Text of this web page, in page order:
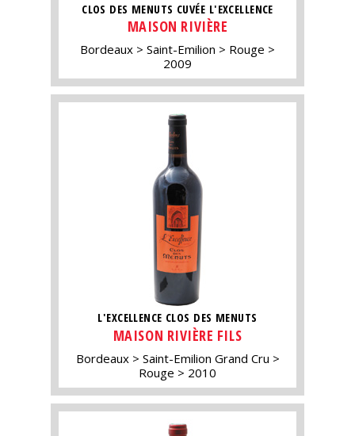
CLOS DES MENUTS CUVÉE L'EXCELLENCE
MAISON RIVIÈRE
Bordeaux Saint-Emilion
Rouge
2009
L'EXCELLENCE CLOS DES MENUTS
MAISON RIVIÈRE FILS
Bordeaux
Saint-Emilion Grand Cru
Rouge
2010